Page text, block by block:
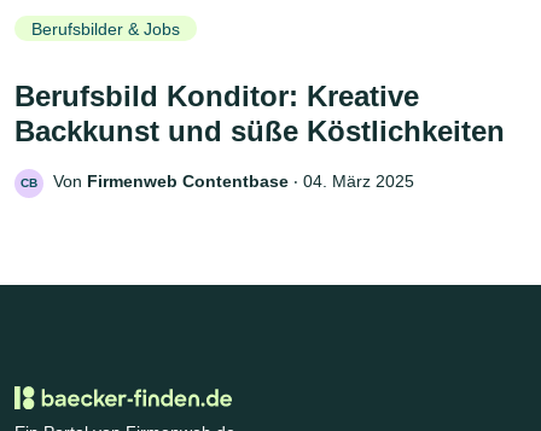
Berufsbilder & Jobs
Berufsbild Konditor: Kreative
Backkunst und süße Köstlichkeiten
CB Von Firmenweb Contentbase ‧ 04. März 2025